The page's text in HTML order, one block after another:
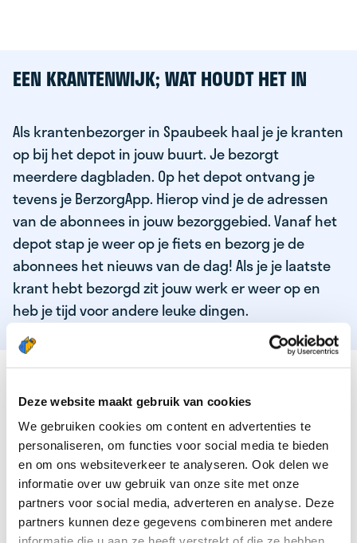
Deze website maakt gebruik van cookies
We gebruiken cookies om content en advertenties te
personaliseren, om functies voor social media te bieden
en om ons websiteverkeer te analyseren. Ook delen we
informatie over uw gebruik van onze site met onze
partners voor social media, adverteren en analyse. Deze
partners kunnen deze gegevens combineren met andere
EEN KRANTENWIJK; WAT HOUDT HET IN
Als krantenbezorger in Spaubeek haal je je kranten
op bij het depot in jouw buurt. Je bezorgt
meerdere dagbladen. Op het depot ontvang je
tevens je BerzorgApp. Hierop vind je de adressen
van de abonnees in jouw bezorggebied. Vanaf het
depot stap je weer op je fiets en bezorg je de
abonnees het nieuws van de dag! Als je je laatste
krant hebt bezorgd zit jouw werk er weer op en
heb je tijd voor andere leuke dingen.
DEZE KWALITEITEN HEEFT ONZE TOP
KRANTENBEZORGER
Je bent verantwoordelijk en zelfstandig
Je houdt van lekker bewegen in de frisse lucht
Je houdt vooral van fijn werk dat lekker bijverdient!
Je wordt blij van het bezorgen van het laatste nieuws